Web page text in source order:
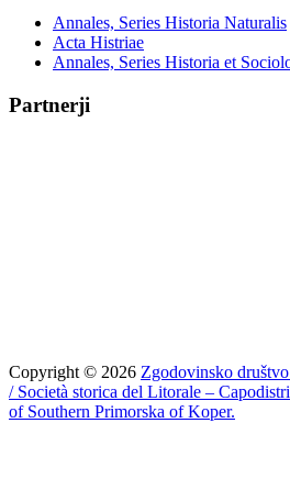
Annales, Series Historia Naturalis
Acta Histriae
Annales, Series Historia et
Partnerji
Copyright © 2026 Zgodovinsko
/ Società storica del Litorale –
of Southern Primorska of Koper.